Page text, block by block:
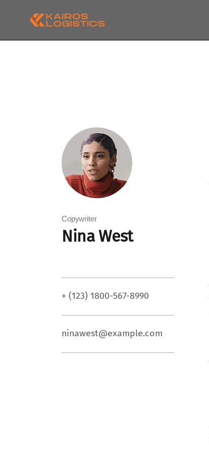
Copywriter
Nina West
+ (123) 1800-567-8990
ninawest@example.com